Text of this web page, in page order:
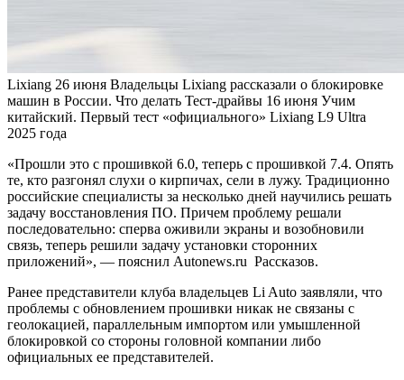
Lixiang 26 июня Владельцы Lixiang рассказали о блокировке
машин в России. Что делать Тест-драйвы 16 июня Учим
китайский. Первый тест «официального» Lixiang L9 Ultra
2025 года
«Прошли это с прошивкой 6.0, теперь с прошивкой 7.4. Опять
те, кто разгонял слухи о кирпичах, сели в лужу. Традиционно
российские специалисты за несколько дней научились решать
задачу восстановления ПО. Причем проблему решали
последовательно: сперва оживили экраны и возобновили
связь, теперь решили задачу установки сторонних
приложений», — пояснил Autonews.ru Рассказов.
Ранее представители клуба владельцев Li Auto заявляли, что
проблемы с обновлением прошивки никак не связаны с
геолокацией, параллельным импортом или умышленной
блокировкой со стороны головной компании либо
официальных ее представителей.